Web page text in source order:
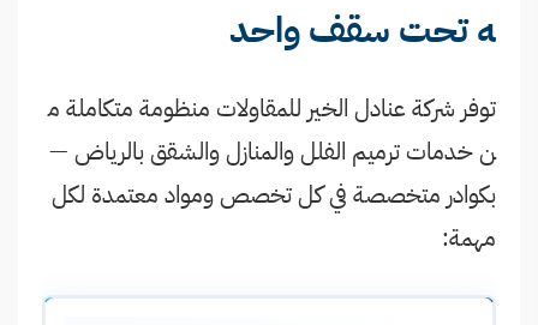
ه تحت سقف واحد
توفر شركة عنادل الخير للمقاولات منظومة متكاملة م
ن خدمات ترميم الفلل والمنازل والشقق بالرياض —
بكوادر متخصصة في كل تخصص ومواد معتمدة لكل
مهمة: